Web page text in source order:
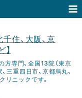
方専門、全国13院（東京
三重四日市、京都烏丸、
リニックです。